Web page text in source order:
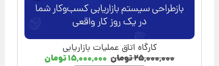
کارگاه اتاق عملیات بازاریابی
۲۵,۰۰۰,۰۰۰تومان ۱۵,۰۰۰,۰۰۰تومان